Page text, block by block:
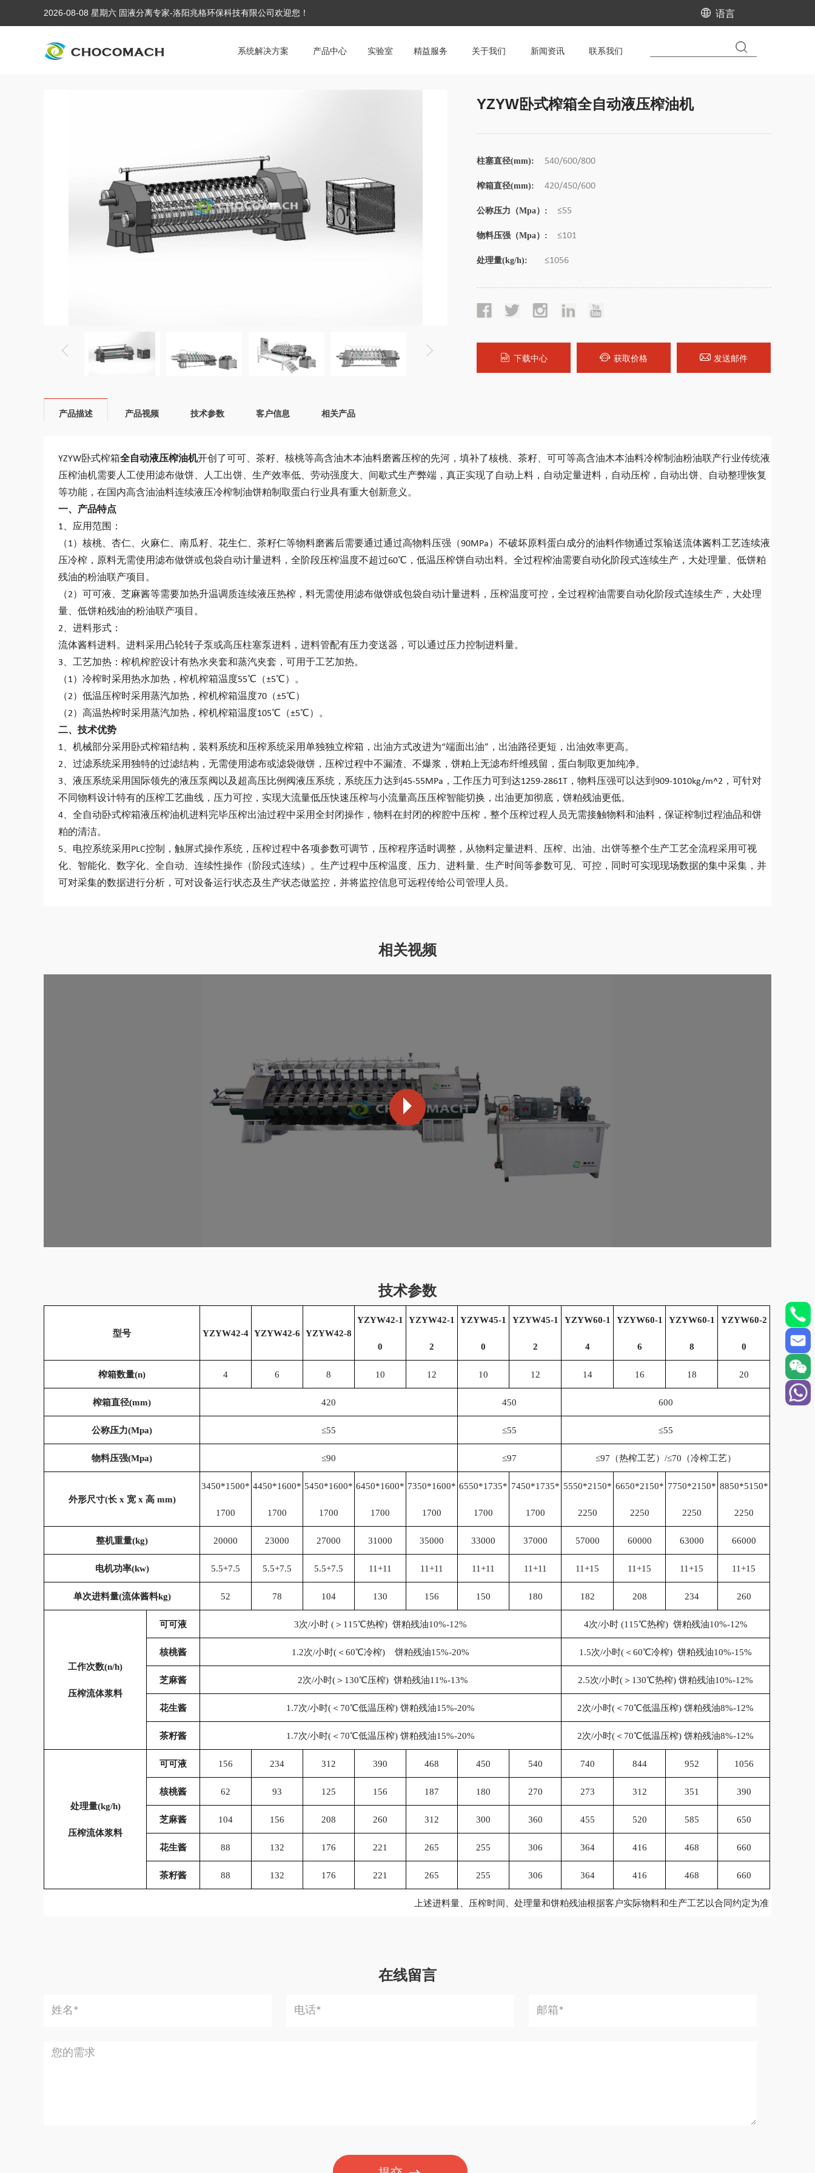
2026-08-08 星期六 固液分离专家-洛阳兆格环保科技有限公司欢迎您！ 语言
系统解决方案 产品中心 实验室 精益服务 关于我们 新闻资讯 联系我们
当前位置: 首页/产品中心/全自动液压榨油机
YZYW卧式榨箱全自动液压榨油机
柱塞直径(mm): 540/600/800
榨箱直径(mm): 420/450/600
公称压力（Mpa）: ≤55
物料压强（Mpa）: ≤101
处理量(kg/h): ≤1056
下载中心 获取价格 发送邮件
产品描述 产品视频 技术参数 客户信息 相关产品
YZYW卧式榨箱全自动液压榨油机开创了可可、茶籽、核桃等高含油木本油料磨酱压榨的先河，填补了核桃、茶籽、可可等高含油木本油料冷榨制油粉油联产行业传统液
压榨油机需要人工使用滤布做饼、人工出饼、生产效率低、劳动强度大、间歇式生产弊端，真正实现了自动上料，自动定量进料，自动压榨，自动出饼、自动整理恢复
等功能，在国内高含油油料连续液压冷榨制油饼粕制取蛋白行业具有重大创新意义。
一、产品特点
1、应用范围：
（1）核桃、杏仁、火麻仁、南瓜籽、花生仁、茶籽仁等物料磨酱后需要通过通过高物料压强（90MPa）不破坏原料蛋白成分的油料作物通过泵输送流体酱料工艺连续液
压冷榨，原料无需使用滤布做饼或包袋自动计量进料，全阶段压榨温度不超过60℃，低温压榨饼自动出料。全过程榨油需要自动化阶段式连续生产，大处理量、低饼粕
残油的粉油联产项目。
（2）可可液、芝麻酱等需要加热升温调质连续液压热榨，料无需使用滤布做饼或包袋自动计量进料，压榨温度可控，全过程榨油需要自动化阶段式连续生产，大处理
量、低饼粕残油的粉油联产项目。
2、进料形式：
流体酱料进料。进料采用凸轮转子泵或高压柱塞泵进料，进料管配有压力变送器，可以通过压力控制进料量。
3、工艺加热：榨机榨腔设计有热水夹套和蒸汽夹套，可用于工艺加热。
（1）冷榨时采用热水加热，榨机榨箱温度55℃（±5℃）。
（2）低温压榨时采用蒸汽加热，榨机榨箱温度70（±5℃）
（2）高温热榨时采用蒸汽加热，榨机榨箱温度105℃（±5℃）。
二、技术优势
1、机械部分采用卧式榨箱结构，装料系统和压榨系统采用单独独立榨箱，出油方式改进为“端面出油”，出油路径更短，出油效率更高。
2、过滤系统采用独特的过滤结构，无需使用滤布或滤袋做饼，压榨过程中不漏渣、不爆浆，饼粕上无滤布纤维残留，蛋白制取更加纯净。
3、液压系统采用国际领先的液压泵阀以及超高压比例阀液压系统，系统压力达到45-55MPa，工作压力可到达1259-2861T，物料压强可以达到909-1010kg/m^2，可针对
不同物料设计特有的压榨工艺曲线，压力可控，实现大流量低压快速压榨与小流量高压压榨智能切换，出油更加彻底，饼粕残油更低。
4、全自动卧式榨箱液压榨油机进料完毕压榨出油过程中采用全封闭操作，物料在封闭的榨腔中压榨，整个压榨过程人员无需接触物料和油料，保证榨制过程油品和饼
粕的清洁。
5、电控系统采用PLC控制，触屏式操作系统，压榨过程中各项参数可调节，压榨程序适时调整，从物料定量进料、压榨、出油、出饼等整个生产工艺全流程采用可视
化、智能化、数字化、全自动、连续性操作（阶段式连续）。生产过程中压榨温度、压力、进料量、生产时间等参数可见、可控，同时可实现现场数据的集中采集，并
可对采集的数据进行分析，可对设备运行状态及生产状态做监控，并将监控信息可远程传给公司管理人员。
相关视频
技术参数
型号 YZYW42-4 YZYW42-6 YZYW42-8
YZYW42-1
0
YZYW42-1
2
YZYW45-1
0
YZYW45-1
2
YZYW60-1
4
YZYW60-1
6
YZYW60-1
8
YZYW60-2
0
榨箱数量(n) 4 6 8 10 12 10 12 14 16 18 20
榨箱直径(mm) 420 450 600
公称压力(Mpa) ≤55 ≤55 ≤55
物料压强(Mpa) ≤90 ≤97 ≤97（热榨工艺）/≤70（冷榨工艺）
外形尺寸(长x 宽x 高mm)
3450*1500*
1700
4450*1600*
1700
5450*1600*
1700
6450*1600*
1700
7350*1600*
1700
6550*1735*
1700
7450*1735*
1700
5550*2150*
2250
6650*2150*
2250
7750*2150*
2250
8850*5150*
2250
整机重量(kg) 20000 23000 27000 31000 35000 33000 37000 57000 60000 63000 66000
电机功率(kw) 5.5+7.5 5.5+7.5 5.5+7.5 11+11 11+11 11+11 11+11 11+15 11+15 11+15 11+15
单次进料量(流体酱料kg) 52 78 104 130 156 150 180 182 208 234 260
工作次数(n/h)
压榨流体浆料
可可液 3次/小时 (＞115℃热榨) 饼粕残油10%-12% 4次/小时 (115℃热榨) 饼粕残油10%-12%
核桃酱 1.2次/小时(＜60℃冷榨) 饼粕残油15%-20% 1.5次/小时(＜60℃冷榨) 饼粕残油10%-15%
芝麻酱 2次/小时(＞130℃压榨) 饼粕残油11%-13% 2.5次/小时(＞130℃热榨) 饼粕残油10%-12%
花生酱 1.7次/小时(＜70℃低温压榨) 饼粕残油15%-20% 2次/小时(＜70℃低温压榨) 饼粕残油8%-12%
茶籽酱 1.7次/小时(＜70℃低温压榨) 饼粕残油15%-20% 2次/小时(＜70℃低温压榨) 饼粕残油8%-12%
处理量(kg/h)
压榨流体浆料
可可液 156 234 312 390 468 450 540 740 844 952 1056
核桃酱 62 93 125 156 187 180 270 273 312 351 390
芝麻酱 104 156 208 260 312 300 360 455 520 585 650
花生酱 88 132 176 221 265 255 306 364 416 468 660
茶籽酱 88 132 176 221 265 255 306 364 416 468 660
上述进料量、压榨时间、处理量和饼粕残油根据客户实际物料和生产工艺以合同约定为准
在线留言